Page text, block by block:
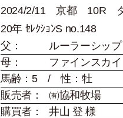
2024/2/11 京都 10R
20年 ｾﾚｸｼｮﾝS no.148
父：
ルーラーシップ
母：
ファインスカイ
馬齢：5 / 性：牡
販売者：
㈲協和牧場
購買者：
井山 登 様